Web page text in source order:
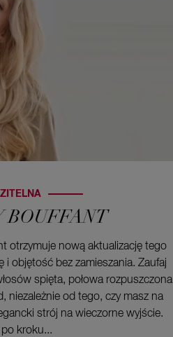
BOUFFANT
otrzymuje nową aktualizację tego
i objętość bez zamieszania. Zaufaj
spięta, połowa rozpuszczona
niezależnie od tego, czy masz na
strój na wieczorne wyjście.
kroku...